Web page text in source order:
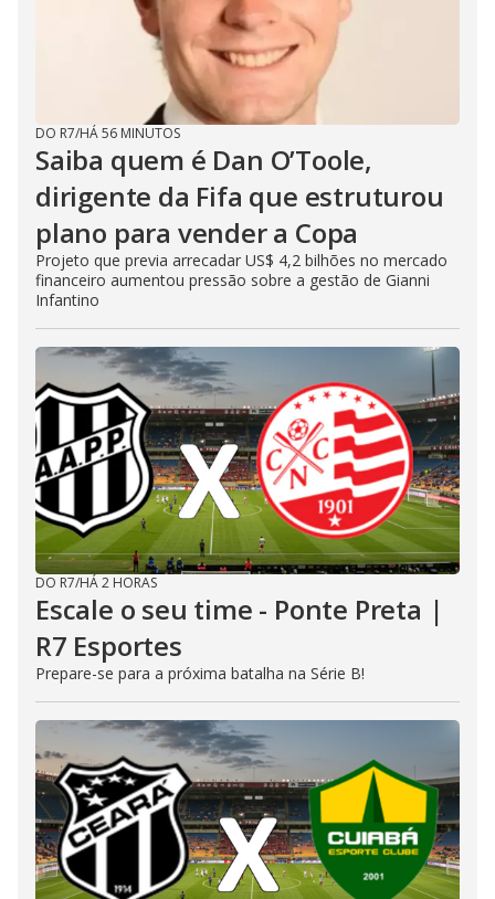
DO R7/HÁ 56 MINUTOS
Saiba quem é Dan O’Toole,
dirigente da Fifa que estruturou
plano para vender a Copa
Projeto que previa arrecadar US$ 4,2 bilhões no mercado
financeiro aumentou pressão sobre a gestão de Gianni
Infantino
DO R7/HÁ 2 HORAS
Escale o seu time - Ponte Preta |
R7 Esportes
Prepare-se para a próxima batalha na Série B!